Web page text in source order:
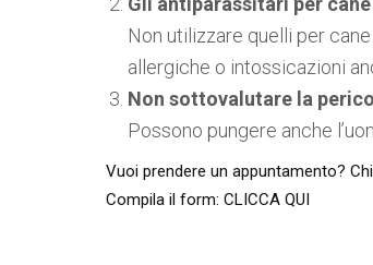
Non utilizzare quelli per
allergiche o intossicazioni
Non sottovalutare la
Possono pungere anche
Vuoi prendere un appuntamento?
Compila il form: CLICCA QUI